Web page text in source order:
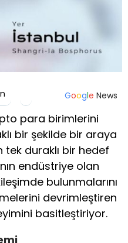
Google News
para birimlerini
bir şekilde bir araya
duraklı bir hedef
endüstriye olan
bulunmalarını
devrimleştiren
basitleştiriyor.